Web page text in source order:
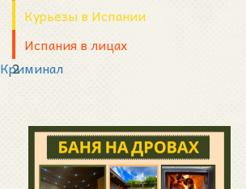
Курьезы в Испании
Испания в лицах
Криминал
2